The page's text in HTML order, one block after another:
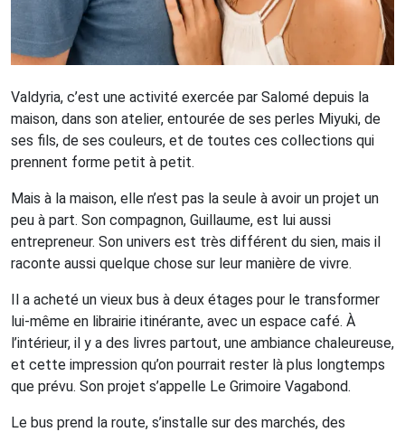
Valdyria, c’est une activité exercée par Salomé depuis la
maison, dans son atelier, entourée de ses perles Miyuki, de
ses fils, de ses couleurs, et de toutes ces collections qui
prennent forme petit à petit.
Mais à la maison, elle n’est pas la seule à avoir un projet un
peu à part. Son compagnon, Guillaume, est lui aussi
entrepreneur. Son univers est très différent du sien, mais il
raconte aussi quelque chose sur leur manière de vivre.
Il a acheté un vieux bus à deux étages pour le transformer
lui-même en librairie itinérante, avec un espace café. À
l’intérieur, il y a des livres partout, une ambiance chaleureuse,
et cette impression qu’on pourrait rester là plus longtemps
que prévu. Son projet s’appelle Le Grimoire Vagabond.
Le bus prend la route, s’installe sur des marchés, des